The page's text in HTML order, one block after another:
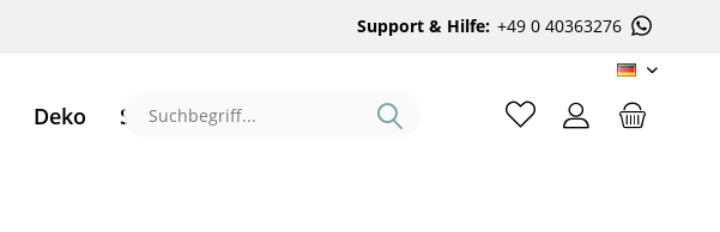
Support & Hilfe: +49 0 40363276
DE
Deko Sale %